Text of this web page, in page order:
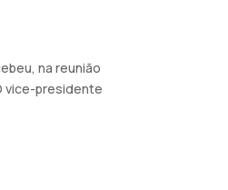
na reunião
vice-presidente